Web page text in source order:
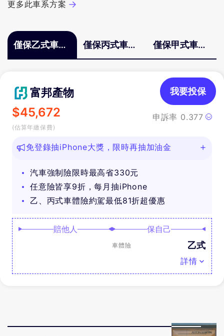
更多此車系方案
僅保乙式車體
險
僅保丙式車體
險
僅保甲式車體
險
富邦產物
$45,672
(估算年繳保費)
申訴率 0.377
我要投保
免登錄抽iPhone大獎，限時再抽加油金
汽車強制險限時最高省330元
任意險皆享9折，每月抽iPhone
乙、丙式車體險約駕最低81折超優惠
賠他人 保自己
車體險 乙式
詳情